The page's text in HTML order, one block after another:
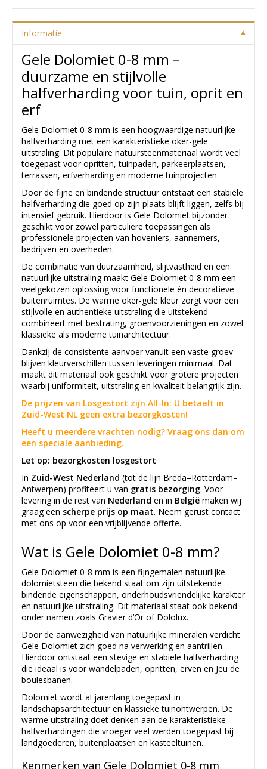
Informatie
Gele Dolomiet 0-8 mm –
duurzame en stijlvolle
halfverharding voor tuin, oprit en
erf
Gele Dolomiet 0-8 mm is een hoogwaardige natuurlijke
halfverharding met een karakteristieke oker-gele
uitstraling. Dit populaire natuursteenmateriaal wordt veel
toegepast voor opritten, tuinpaden, parkeerplaatsen,
terrassen, erfverharding en moderne tuinprojecten.
Door de fijne en bindende structuur ontstaat een stabiele
halfverharding die goed op zijn plaats blijft liggen, zelfs bij
intensief gebruik. Hierdoor is Gele Dolomiet bijzonder
geschikt voor zowel particuliere toepassingen als
professionele projecten van hoveniers, aannemers,
bedrijven en overheden.
De combinatie van duurzaamheid, slijtvastheid en een
natuurlijke uitstraling maakt Gele Dolomiet 0-8 mm een
veelgekozen oplossing voor functionele én decoratieve
buitenruimtes. De warme oker-gele kleur zorgt voor een
stijlvolle en authentieke uitstraling die uitstekend
combineert met bestrating, groenvoorzieningen en zowel
klassieke als moderne tuinarchitectuur.
Dankzij de consistente aanvoer vanuit een vaste groev
blijven kleurverschillen tussen leveringen minimaal. Dat
maakt dit materiaal ook geschikt voor grotere projecten
waarbij uniformiteit, uitstraling en kwaliteit belangrijk zijn.
De prijzen van Losgestort zijn All-In: U betaalt in
Zuid-West NL geen extra bezorgkosten!
Heeft u meerdere vrachten nodig? Vraag ons dan om
een speciale aanbieding.
Let op: bezorgkosten losgestort
In Zuid-West Nederland (tot de lijn Breda–Rotterdam–
Antwerpen) profiteert u van gratis bezorging. Voor
levering in de rest van Nederland en in België maken wij
graag een scherpe prijs op maat. Neem gerust contact
met ons op voor een vrijblijvende offerte.
Wat is Gele Dolomiet 0-8 mm?
Gele Dolomiet 0-8 mm is een fijngemalen natuurlijke
dolomietsteen die bekend staat om zijn uitstekende
bindende eigenschappen, onderhoudsvriendelijke karakter
en natuurlijke uitstraling. Dit materiaal staat ook bekend
onder namen zoals Gravier d’Or of Dololux.
Door de aanwezigheid van natuurlijke mineralen verdicht
Gele Dolomiet zich goed na verwerking en aantrillen.
Hierdoor ontstaat een stevige en stabiele halfverharding
die ideaal is voor wandelpaden, opritten, erven en Jeu de
boulesbanen.
Dolomiet wordt al jarenlang toegepast in
landschapsarchitectuur en klassieke tuinontwerpen. De
warme uitstraling doet denken aan de karakteristieke
halfverhardingen die vroeger veel werden toegepast bij
landgoederen, buitenplaatsen en kasteeltuinen.
Kenmerken van Gele Dolomiet 0-8 mm